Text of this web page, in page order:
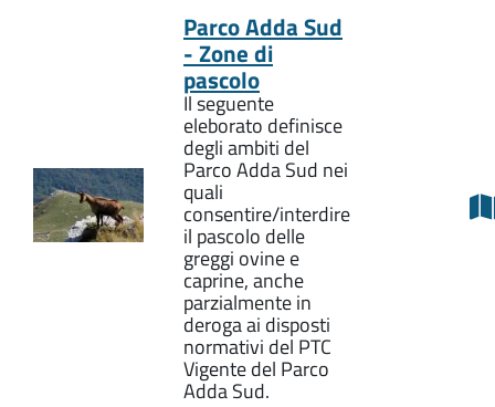
Parco Adda Sud
- Zone di
pascolo
Il seguente
eleborato definisce
degli ambiti del
Parco Adda Sud nei
quali
consentire/interdire
il pascolo delle
greggi ovine e
caprine, anche
parzialmente in
deroga ai disposti
normativi del PTC
Vigente del Parco
Adda Sud.